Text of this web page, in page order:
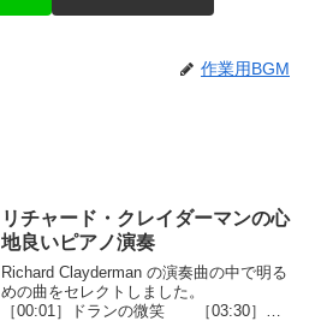
作業用BGM
リチャード・クレイダーマンの心
地良いピアノ演奏
Richard Clayderman の演奏曲の中で明る
めの曲をセレクトしました。
［00:01］ドランの微笑 ［03:30］リ